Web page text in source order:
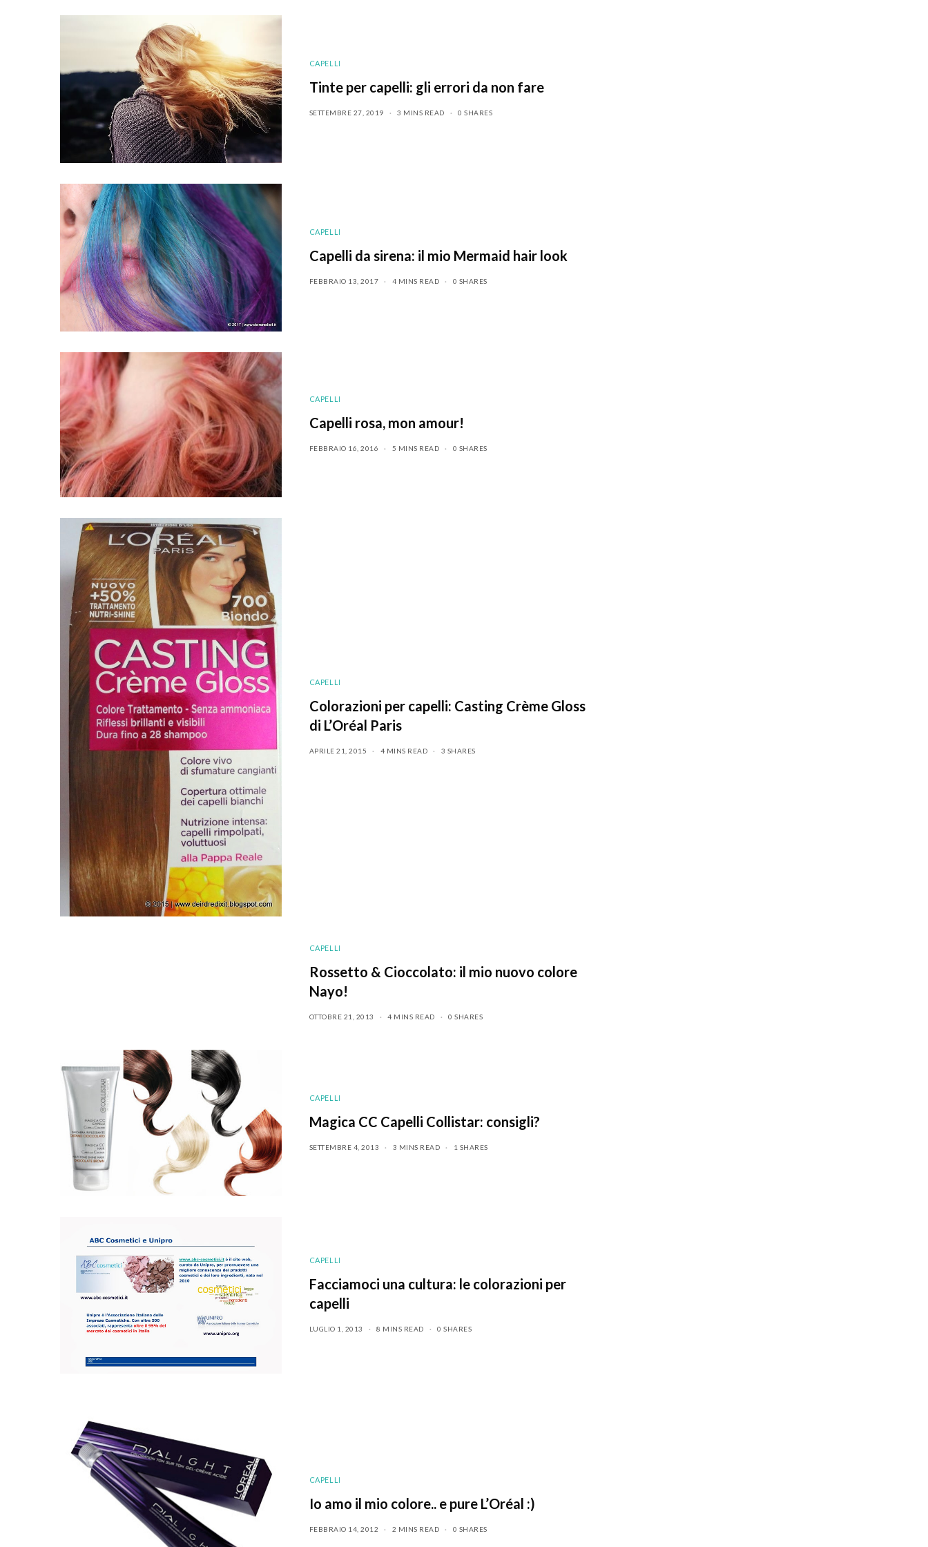
CAPELLI
Tinte per capelli: gli errori da non fare
SETTEMBRE 27, 2019 3 MINS READ 0 SHARES
CAPELLI
Capelli da sirena: il mio Mermaid hair look
FEBBRAIO 13, 2017 4 MINS READ 0 SHARES
CAPELLI
Capelli rosa, mon amour!
FEBBRAIO 16, 2016 5 MINS READ 0 SHARES
CAPELLI
Colorazioni per capelli: Casting Crème Gloss
di L’Oréal Paris
APRILE 21, 2015 4 MINS READ 3 SHARES
CAPELLI
Rossetto & Cioccolato: il mio nuovo colore
Nayo!
OTTOBRE 21, 2013 4 MINS READ 0 SHARES
CAPELLI
Magica CC Capelli Collistar: consigli?
SETTEMBRE 4, 2013 3 MINS READ 1 SHARES
CAPELLI
Facciamoci una cultura: le colorazioni per
capelli
LUGLIO 1, 2013 8 MINS READ 0 SHARES
CAPELLI
Io amo il mio colore.. e pure L’Oréal :)
FEBBRAIO 14, 2012 2 MINS READ 0 SHARES